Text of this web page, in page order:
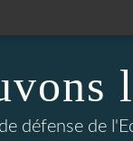
défense de